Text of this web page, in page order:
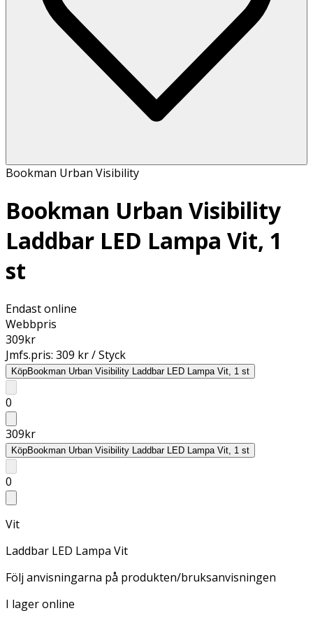
Bookman Urban Visibility
Bookman Urban Visibility
Laddbar LED Lampa Vit, 1
st
Endast online
Webbpris
309kr
Jmfs.pris: 309 kr / Styck
KöpBookman Urban Visibility Laddbar LED Lampa Vit, 1 st
0
309kr
KöpBookman Urban Visibility Laddbar LED Lampa Vit, 1 st
0
Vit
Laddbar LED Lampa Vit
Följ anvisningarna på produkten/bruksanvisningen
I lager online